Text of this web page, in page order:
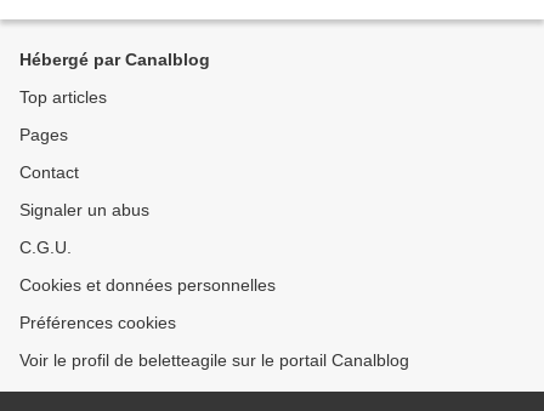
Hébergé par Canalblog
Top articles
Pages
Contact
Signaler un abus
C.G.U.
Cookies et données personnelles
Préférences cookies
Voir le profil de beletteagile sur le portail Canalblog